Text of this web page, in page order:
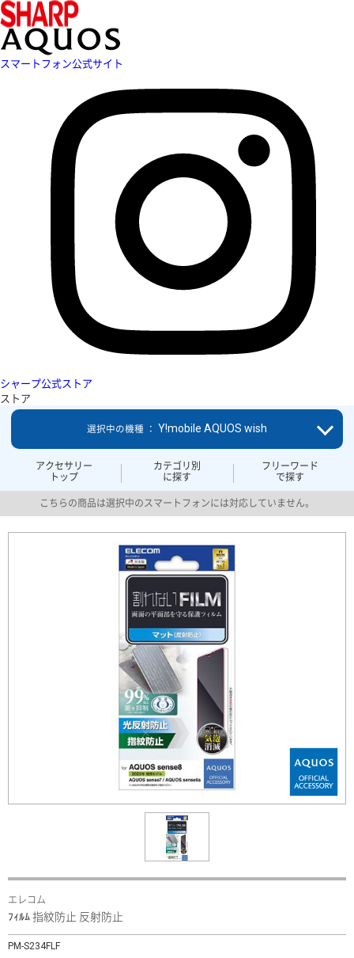
スマートフォン公式サイト
シャープ公式ストア
ストア
アクセサリー
トップ
カテゴリ別
に探す
フリーワード
で探す
選択中の機種 ： Y!mobile AQUOS wish
こちらの商品は選択中のスマートフォンには対応していません。
エレコム
ﾌｨﾙﾑ 指紋防止 反射防止
PM-S234FLF